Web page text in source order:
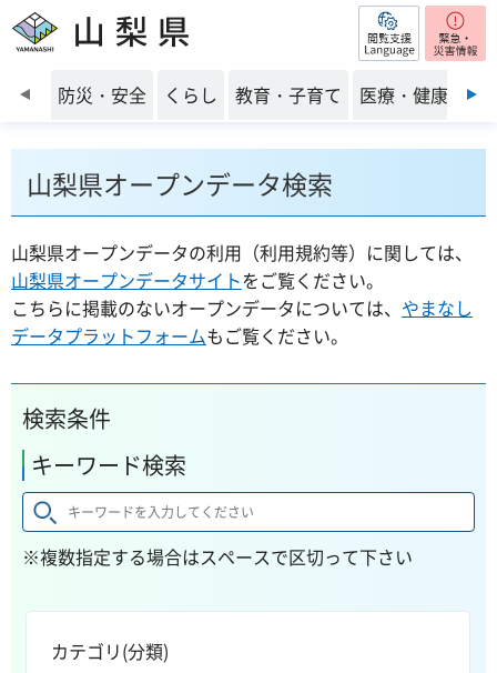
山梨県 閲覧支援
前のスライドを表示
防災・安全 くらし 教育・子育て 医療・健康・福
山梨県オープンデータ検索
山梨県オープンデータの利用（利用規約等）に関しては、
山梨県オープンデータサイトをご覧ください。
こちらに掲載のないオープンデータについては、 やまなし
データプラットフォームもご覧ください。
検索条件
キーワード検索
※複数指定する場合はスペースで区切って下さい
カテゴリ(分類)